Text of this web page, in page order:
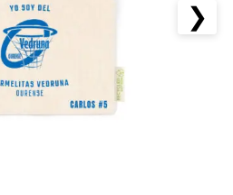
❯